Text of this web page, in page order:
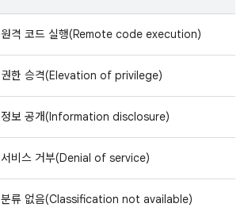
원격 코드 실행(Remote code execution)
권한 승격(Elevation of privilege)
정보 공개(Information disclosure)
서비스 거부(Denial of service)
분류 없음(Classification not available)